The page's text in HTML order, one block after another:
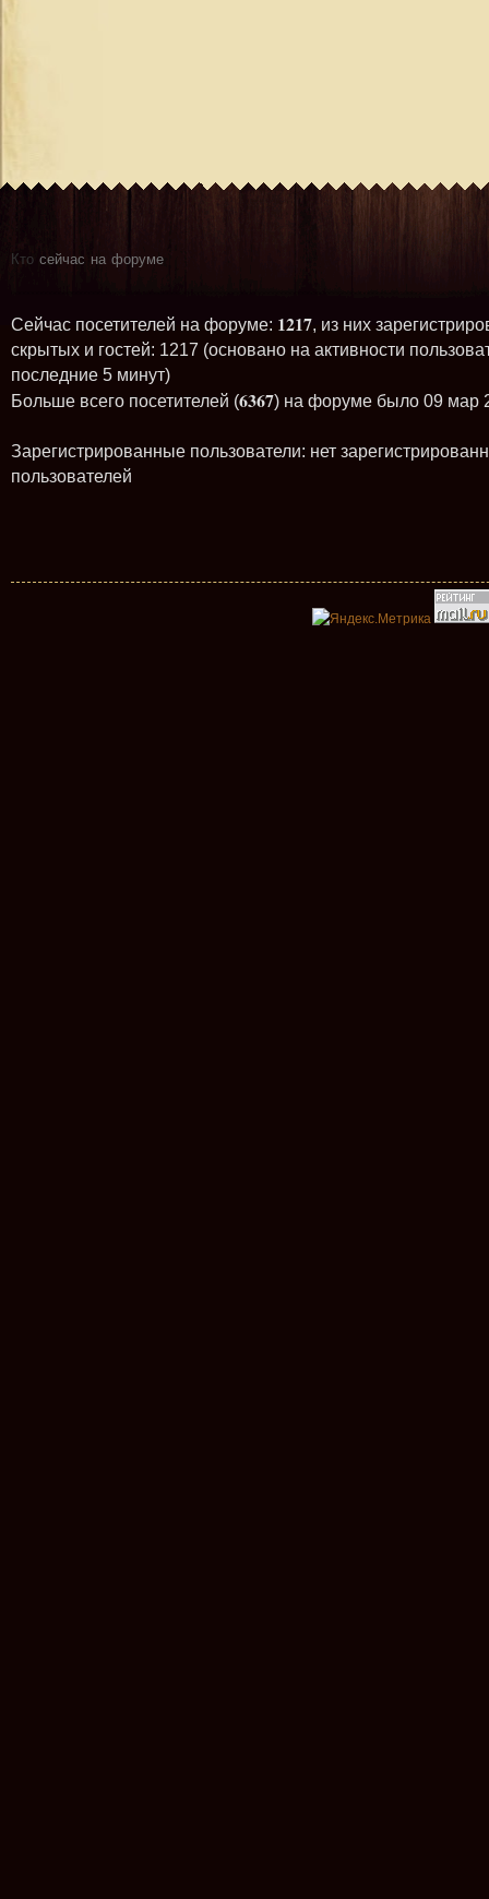
Кто сейчас на форуме
Сейчас посетителей на форуме: 1217, из них
скрытых и гостей: 1217 (основано на активности
последние 5 минут)
Больше всего посетителей (6367) на форуме было 09 мар
Зарегистрированные пользователи: нет
пользователей